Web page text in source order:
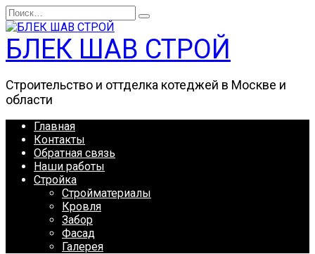
Перейти
к
содержанию
Search
for:
БЛЕК ШАВ СТРОЙ
Строительство и оттделка котеджей в Москве и
области
Главная
Контакты
Обратная связь
Наши работы
Стройка
Стройматериалы
Кровля
Забор
Фасад
Галерея